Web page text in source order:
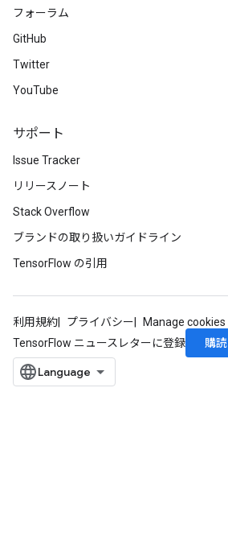
フォーラム
GitHub
Twitter
YouTube
サポート
Issue Tracker
リリースノート
Stack Overflow
ブランドの取り扱いガイドライン
TensorFlow の引用
利用規約 プライバシー
Manage cookies
TensorFlow ニュースレターに登録
購読